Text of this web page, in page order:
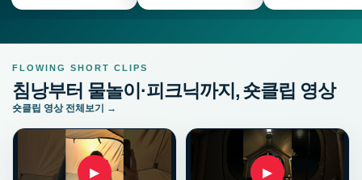
FLOWING SHORT CLIPS
침낭부터 물놀이·피크닉까지, 숏클립 영상
숏클립 영상 전체보기 →
▶ ▶